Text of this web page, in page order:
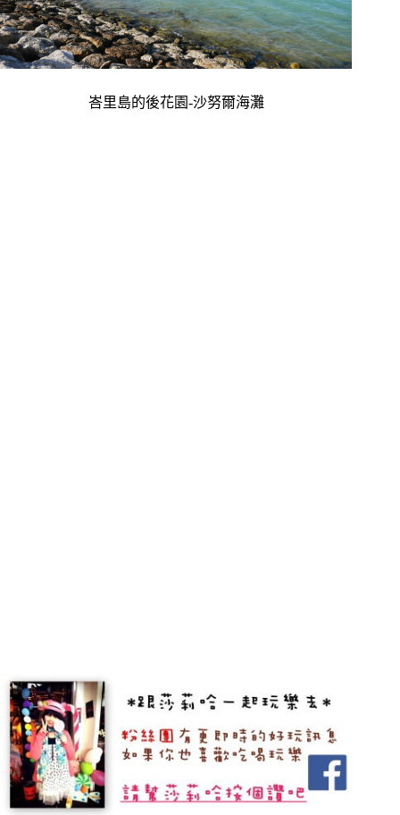
峇里島的後花園-沙努爾海灘